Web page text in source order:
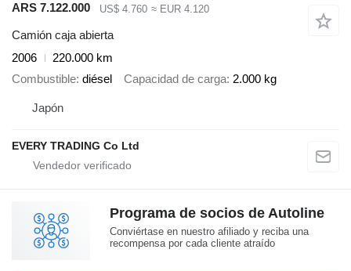
ARS 7.122.000
US$ 4.760 ≈ EUR 4.120
Camión caja abierta
2006
220.000 km
Combustible diésel Capacidad de carga 2.000 kg
Japón
EVERY TRADING Co Ltd
Programa de socios de Autoline
Conviértase en nuestro afiliado y reciba una
recompensa por cada cliente atraído